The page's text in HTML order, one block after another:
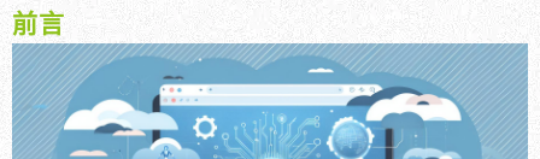
前言